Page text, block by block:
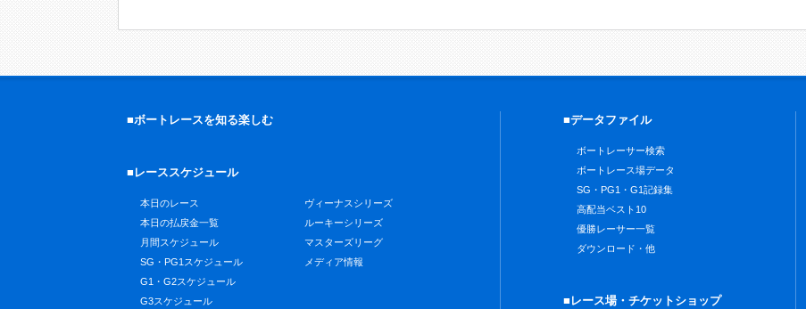
■ボートレースを知る楽しむ
■レーススケジュール
本日のレース
本日の払戻金一覧
月間スケジュール
SG・PG1スケジュール
G1・G2スケジュール
G3スケジュール
ヴィーナスシリーズ
ルーキーシリーズ
マスターズリーグ
メディア情報
■データファイル
ボートレーサー検索
ボートレース場データ
SG・PG1・G1記録集
高配当ベスト10
優勝レーサー一覧
ダウンロード・他
■レース場・チケットショップ